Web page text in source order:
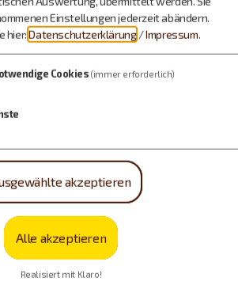
Exkursionen
Einstellungen jederzeit abändern.
hier:Datenschutzerklärung /Impressum.
Cookies (immer erforderlich)
akzeptieren
Alle akzeptieren
Realisiert mit Klaro!